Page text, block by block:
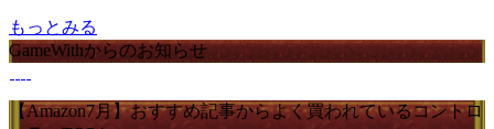
もっとみる
GameWithからのお知らせ
【Amazon7月】おすすめ記事からよく買われているコントロ